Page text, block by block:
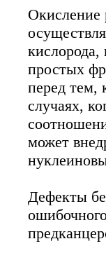
Окисление
кислорода,
простых
перед тем,
случаях,
может
Дефекты